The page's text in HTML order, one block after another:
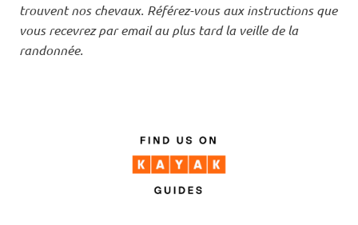
trouvent nos chevaux. Référez-vous aux instructions que
vous recevrez par email au plus tard la veille de la
randonnée.